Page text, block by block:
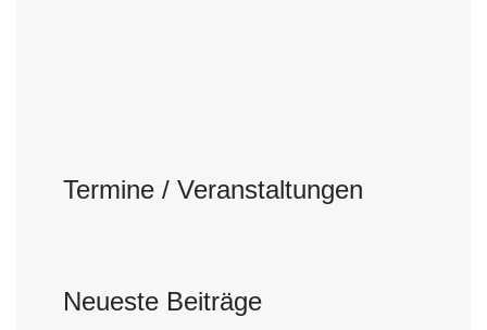
Termine / Veranstaltungen
Neueste Beiträge